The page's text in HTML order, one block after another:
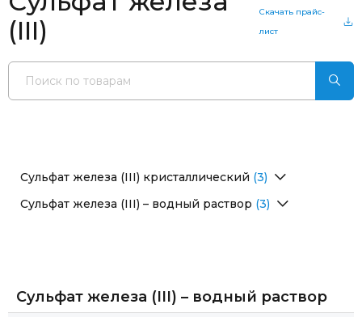
(III)
Скачать прайс-
лист
Сульфат железа (III) кристаллический (3)
Сульфат железа (III) – водный раствор (3)
Сульфат Железа Ferix-3 раствор
Сульфат железа (III) – водный раствор